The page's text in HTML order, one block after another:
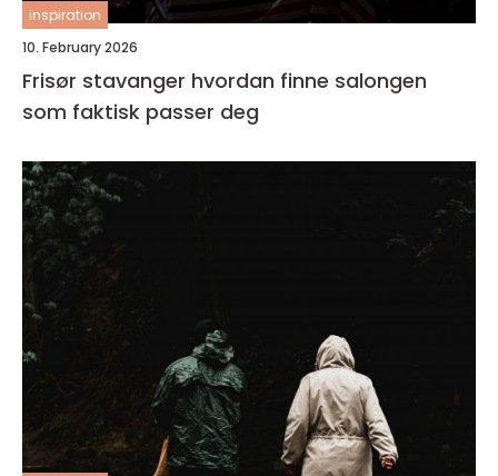
inspiration
10. February 2026
Frisør stavanger hvordan finne salongen
som faktisk passer deg